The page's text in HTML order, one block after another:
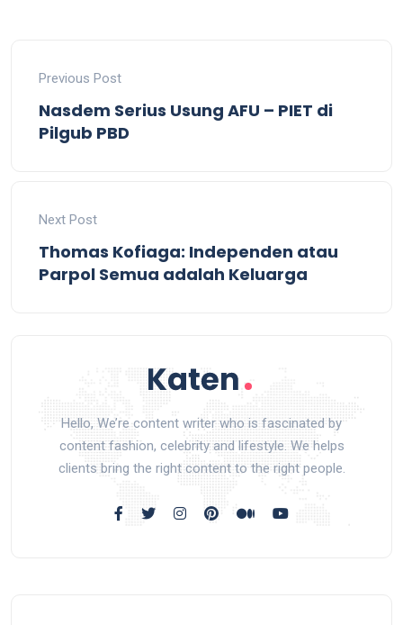
Previous Post
Nasdem Serius Usung AFU – PIET di
Pilgub PBD
Next Post
Thomas Kofiaga: Independen atau
Parpol Semua adalah Keluarga
Hello, We’re content writer who is fascinated by
content fashion, celebrity and lifestyle. We helps
clients bring the right content to the right people.